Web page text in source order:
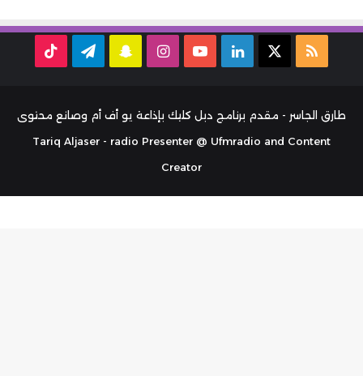
ملخص
RSS
لينكدإن ‫YouTubeانستقرامسناب تيلقرام
طارق الجاسر - مقدم برنامج دبل كليك بإذاعة يو أف أم وصانع محتوى
Tariq Aljaser - radio Presenter @ Ufmradio and Content
Creator